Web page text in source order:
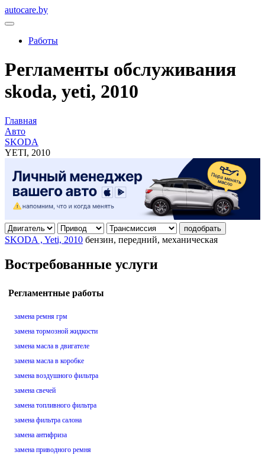
autocare.by
Работы
Регламенты обслуживания
skoda, yeti, 2010
Главная
Авто
SKODA
YETI, 2010
подобрать
SKODA , Yeti, 2010 бензин, передний, механическая
Востребованные услуги
Регламентные работы
замена ремня грм
замена тормозной жидкости
замена масла в двигателе
замена масла в коробке
замена воздушного фильтра
замена свечей
замена топливного фильтра
замена фильтра салона
замена антифриза
замена приводного ремня